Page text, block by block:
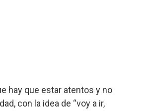
hay que estar atentos y no
con la idea de “voy a ir,